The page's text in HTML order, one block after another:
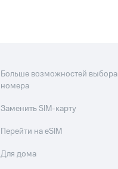
Больше возможностей выбора
номера
Заменить SIM-карту
Перейти на eSIM
Для дома